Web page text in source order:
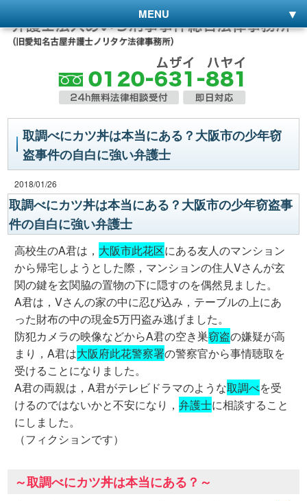
MENU
取調べにカツ丼は本当にある？大阪市の少年窃
盗事件の自白に強い弁護士
2018/01/26
取調べにカツ丼は本当にある？大阪市の少年窃盗事
件の自白に強い弁護士
高校生のA君は， 大阪市此花区にある友人のマンション
から帰宅しようとした際，マンションの住人Vさんが玄
関の鍵を玄関脇の置物の下に隠すのを偶然見ました。
A君は，Vさんの家の中に忍び込み，テーブルの上にあ
った財布の中の現金5万円盗み逃げました。
防犯カメラの映像などからA君の空き巣窃盗の嫌疑が高
まり，A君は大阪府此花警察署の警察官から事情聴取を
受けることになりました。
A君の両親は，A君がテレビドラマのような取調べを受
けるのではないかと不安になり，弁護士に相談すること
にしました。
（フィクションです）
～取調べにカツ丼は本当にある？～